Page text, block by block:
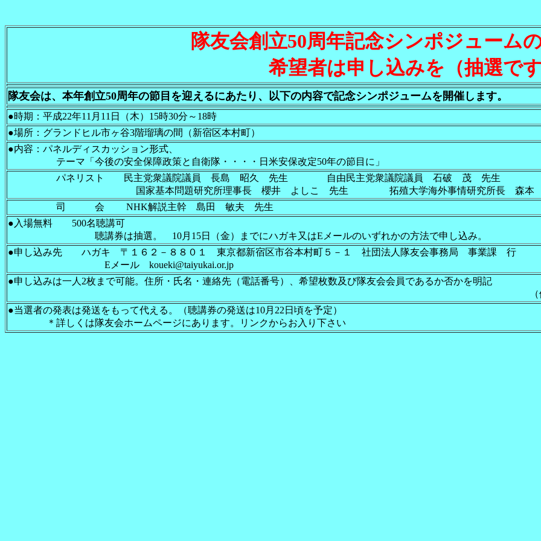
隊友会創立50周年記念シンポジュー
希望者は申し込みを（抽選で
隊友会は、本年創立50周年の節目を迎えるにあたり、以下の内容で記念シンポジュームを開催します。
●時期：平成22年11月11日（木）15時30分～18時
●場所：グランドヒル市ヶ谷3階瑠璃の間（新宿区本村町）
●内容：パネルディスカッション形式、
テーマ「今後の安全保障政策と自衛隊・・・・日米安保改定50年の節目に」
パネリスト 民主党衆議院議員 長島 昭久 先生 自由民主党衆議院議員 石破 茂 先生
国家基本問題研究所理事長 櫻井 よしこ 先生 拓殖大学海外事情研究所長 森本
司 会 NHK解説主幹 島田 敏夫 先生
●入場無料 500名聴講可
聴講券は抽選。 10月15日（金）までにハガキ又はEメールのいずれかの方法で申し込み。
●申し込み先 ハガキ 〒１６２－８８０１ 東京都新宿区市谷本村町５－１ 社団法人隊友会事務局 事業課 行
Eメール koueki@taiyukai.or.jp
●申し込みは一人2枚まで可能。住所・氏名・連絡先（電話番号）、希望枚数及び隊友会会員であるか否かを明記
（例：会員又は一
●当選者の発表は発送をもって代える。（聴講券の発送は10月22日頃を予定）
＊詳しくは隊友会ホームページにあります。リンクからお入り下さい